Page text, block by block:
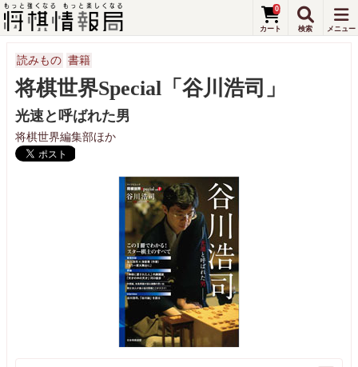
0
読みもの 書籍
将棋世界Special「谷川浩司」
光速と呼ばれた男
将棋世界編集部ほか